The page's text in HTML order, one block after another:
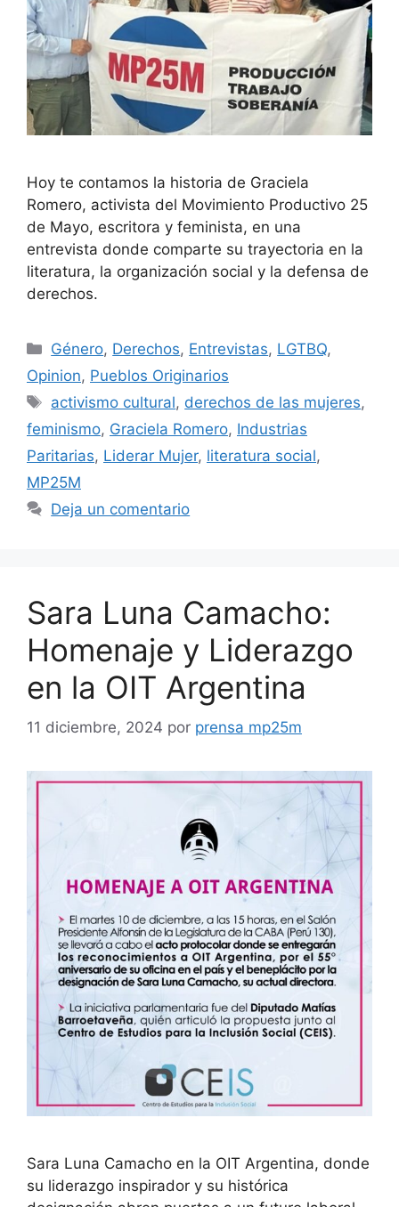
Hoy te contamos la historia de Graciela
Romero, activista del Movimiento Productivo 25
de Mayo, escritora y feminista, en una
entrevista donde comparte su trayectoria en la
literatura, la organización social y la defensa de
derechos.
Género, Derechos, Entrevistas, LGTBQ,
Opinion, Pueblos Originarios
activismo cultural, derechos de las mujeres,
feminismo, Graciela Romero, Industrias
Paritarias, Liderar Mujer, literatura social,
MP25M
Deja un comentario
Sara Luna Camacho:
Homenaje y Liderazgo
en la OIT Argentina
11 diciembre, 2024 por prensa mp25m
Sara Luna Camacho en la OIT Argentina, donde
su liderazgo inspirador y su histórica